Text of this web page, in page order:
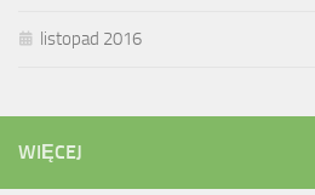
listopad 2016
WIĘCEJ